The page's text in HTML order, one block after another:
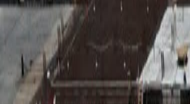
EmisiuniPodcastIstoric melodii